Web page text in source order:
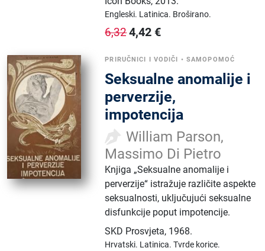
Engleski. Latinica. Broširano.
6,324,42 €
PRIRUČNICI I VODIČI • SAMOPOMOĆ
Seksualne anomalije i
perverzije,
impotencija
William Parson,
Massimo Di Pietro
Knjiga „Seksualne anomalije i
perverzije“ istražuje različite aspekte
seksualnosti, uključujući seksualne
disfunkcije poput impotencije.
SKD Prosvjeta, 1968.
Hrvatski. Latinica.Tvrde korice.